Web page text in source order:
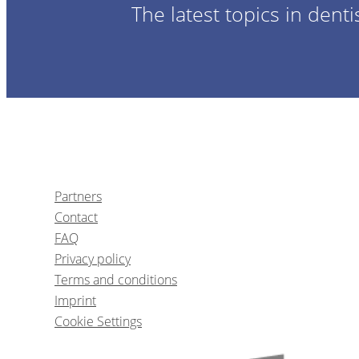
The latest topics in
Partners
Contact
FAQ
Privacy policy
Terms and conditions
Imprint
Cookie Settings